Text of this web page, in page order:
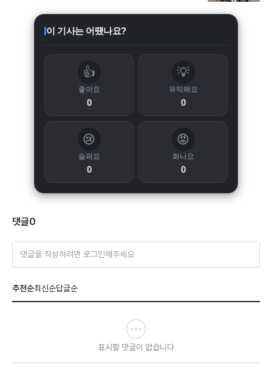
이 기사는 어땠나요?
👍
좋아요
0
💡
유익해요
0
😢
슬퍼요
0
😡
화나요
0
댓글0
댓글을 작성하려면 로그인해주세요
추천순최신순답글순
표시할 댓글이 없습니다